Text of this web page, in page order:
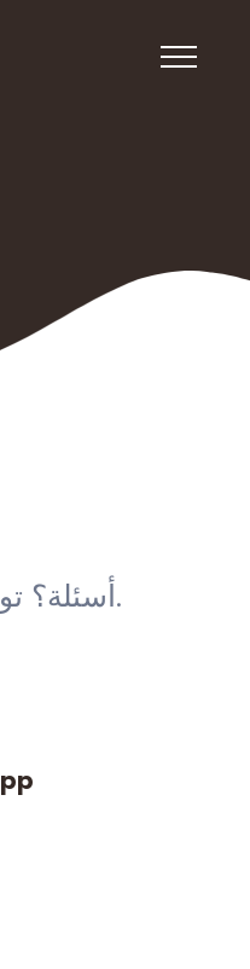
أسئلة؟ تواصل معنا في أي وقت.